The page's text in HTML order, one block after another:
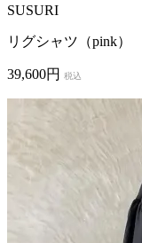
SUSURI
リグシャツ（pink）
39,600円 税込